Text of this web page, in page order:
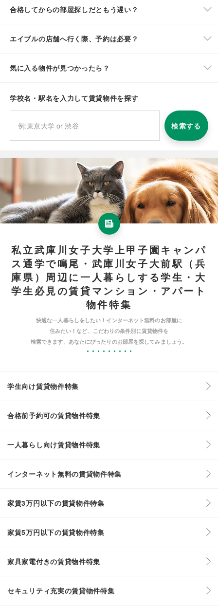
合格してからの部屋探しだともう遅い？
エイブルの店舗へ行く際、予約は必要？
気に入る物件が見つかったら？
学校名・駅名を入力して賃貸物件を探す
検索する
私立武庫川女子大学上甲子園キャンパ
ス通学で鳴尾・武庫川女子大前駅（兵
庫県）周辺に一人暮らしする学生・大
学生必見の賃貸マンション・アパート
物件特集
快適な一人暮らしをしたい！インターネット無料のお部屋に
住みたい！など、こだわりの条件別に賃貸物件を
検索できます。あなたにぴったりのお部屋を探してみましょう。
学生向け賃貸物件特集
合格前予約可の賃貸物件特集
一人暮らし向け賃貸物件特集
インターネット無料の賃貸物件特集
家賃3万円以下の賃貸物件特集
家賃5万円以下の賃貸物件特集
家具家電付きの賃貸物件特集
セキュリティ充実の賃貸物件特集